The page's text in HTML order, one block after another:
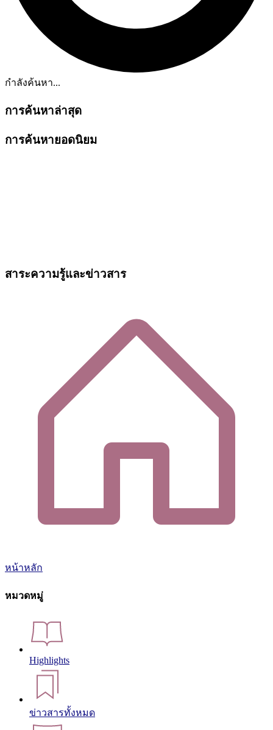
กำลังค้นหา...
การค้นหาล่าสุด
การค้นหายอดนิยม
สาระความรู้และข่าวสาร
หน้าหลัก
หมวดหมู่
Highlights
ข่าวสารทั้งหมด